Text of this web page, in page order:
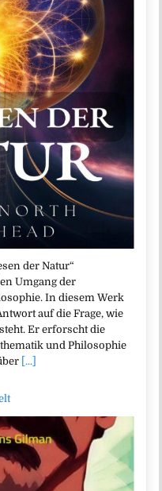
der Natur“
Umgang der
In diesem Werk
auf die Frage, wie
Er erforscht die
und Philosophie
[...]